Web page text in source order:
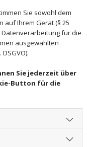
in kurzer Zeit
sich die Vorbereitung
auch kompakt, wenn
Sie sowohl dem
auf Ihrem Gerät (§ 25
Datenverarbeitung für die
ausgewählten
Sie jederzeit über
Button für die